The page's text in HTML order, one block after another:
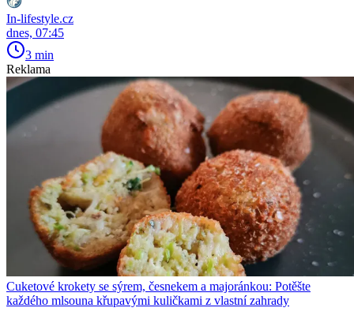
In-lifestyle.cz
dnes, 07:45
3 min
Reklama
Cuketové krokety se sýrem, česnekem a majoránkou: Potěšte
každého mlsouna křupavými kuličkami z vlastní zahrady